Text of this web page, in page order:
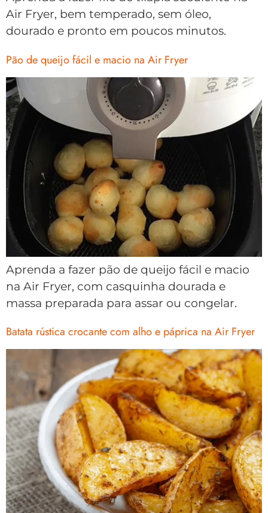
Air Fryer, bem temperado, sem óleo,
dourado e pronto em poucos minutos.
Pão de queijo fácil e macio na Air Fryer
Aprenda a fazer pão de queijo fácil e macio
na Air Fryer, com casquinha dourada e
massa preparada para assar ou congelar.
Batata rústica crocante com alho e páprica na Air Fryer